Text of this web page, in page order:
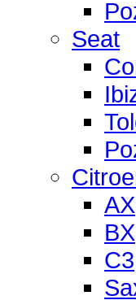
Seat
AX
BX
C3